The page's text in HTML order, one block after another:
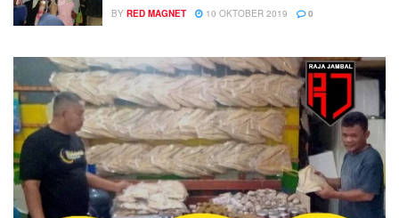
BY RED MAGNET 10 OKTOBER 2019 0